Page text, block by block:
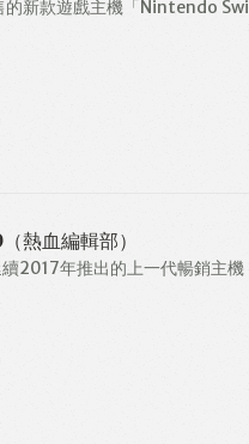
的新款遊戲主機「Nintendo
血編輯部）
2017年推出的上一代暢銷主機